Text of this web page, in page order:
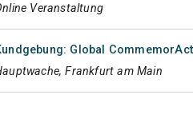
Veranstaltung
Global
Frankfurt am Main